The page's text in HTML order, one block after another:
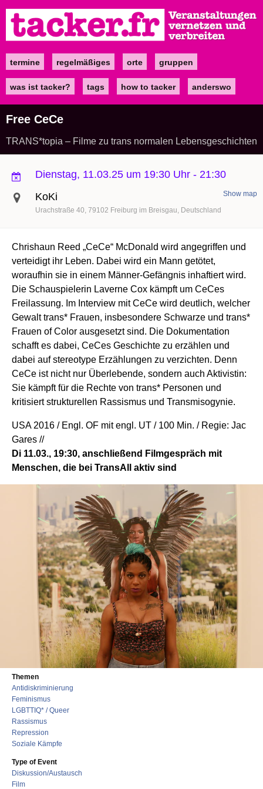
zum
Inhalt
Maintermine regelmäßiges orte gruppen
was ist tacker? tags how to tacker anderswo
Free CeCe
TRANS*topia – Filme zu trans normalen Lebensgeschichten
Dienstag, 11.03.25 um 19:30 Uhr - 21:30
KoKi
Urachstraße 40 79102 Freiburg im Breisgau Deutschland
Show map
Chrishaun Reed „CeCe“ McDonald wird angegriffen und
verteidigt ihr Leben. Dabei wird ein Mann getötet,
woraufhin sie in einem Männer-Gefängnis inhaftiert wird.
Die Schauspielerin Laverne Cox kämpft um CeCes
Freilassung. Im Interview mit CeCe wird deutlich, welcher
Gewalt trans* Frauen, insbesondere Schwarze und trans*
Frauen of Color ausgesetzt sind. Die Dokumentation
schafft es dabei, CeCes Geschichte zu erzählen und
dabei auf stereotype Erzählungen zu verzichten. Denn
CeCe ist nicht nur Überlebende, sondern auch Aktivistin:
Sie kämpft für die Rechte von trans* Personen und
kritisiert strukturellen Rassismus und Transmisogynie.
USA 2016 / Engl. OF mit engl. UT / 100 Min. / Regie: Jac
Gares //
Di 11.03., 19:30, anschließend Filmgespräch mit
Menschen, die bei TransAll aktiv sind
Themen
Antidiskriminierung
Feminismus
LGBTTIQ* / Queer
Rassismus
Repression
Soziale Kämpfe
Type of Event
Diskussion/Austausch
Film